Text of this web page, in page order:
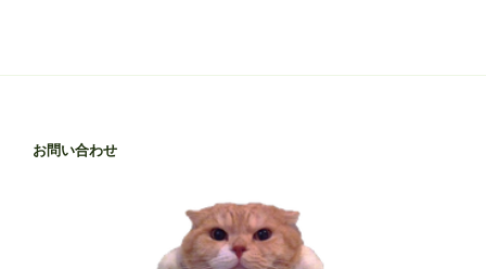
お問い合わせ